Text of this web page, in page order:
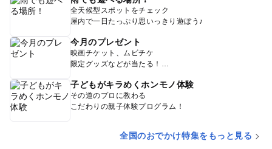
全天候型スポットをチェック
屋内で一日たっぷり思いっきり遊ぼう♪
今月のプレゼント
映画チケット、ムビチケ
限定グッズなどが当たる！
子どもがキラめくホンモノ体験
その道のプロに教わる
こだわりの親子体験プログラム！
全国のおでかけ特集をもっと見る